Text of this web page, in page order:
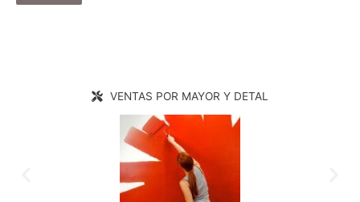
VENTAS POR MAYOR Y DETAL